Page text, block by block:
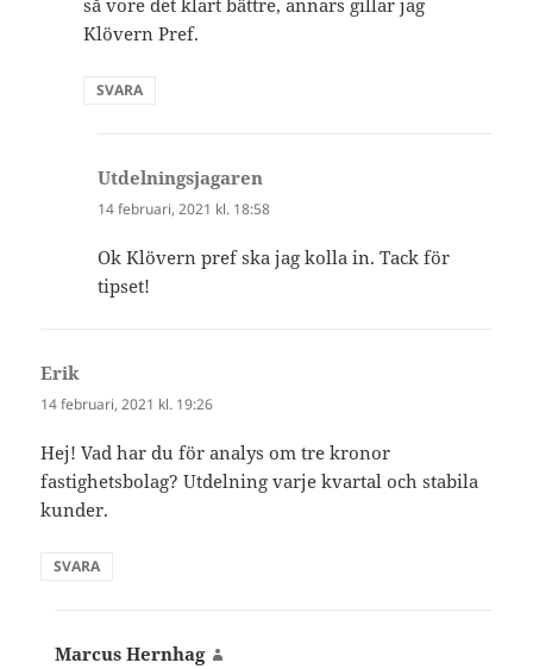
så vore det klart bättre, annars gillar jag
Klövern Pref.
SVARA
Utdelningsjagaren
14 februari, 2021 kl. 18:58
Ok Klövern pref ska jag kolla in. Tack för
tipset!
Erik
14 februari, 2021 kl. 19:26
Hej! Vad har du för analys om tre kronor
fastighetsbolag? Utdelning varje kvartal och stabila
kunder.
SVARA
Marcus Hernhag